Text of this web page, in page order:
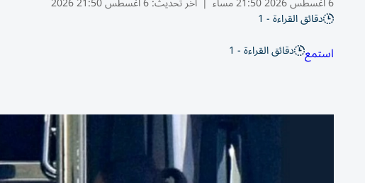
دقائق القراءة - 1
استمع دقائق القراءة - 1